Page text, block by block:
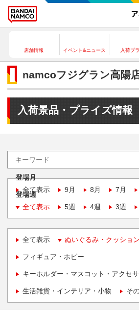
店舗情報 イベント&ニュース 入荷プ
namcoフジグラン高陽
入荷景品・プライズ情報
登場月
全て表示
9月 8月 7月
登場週
全て表示
5週 4週 3週
全て表示 ぬいぐるみ・クッション
フィギュア・ホビー
キーホルダー・マスコット・アクセ
生活雑貨・インテリア・小物 そ